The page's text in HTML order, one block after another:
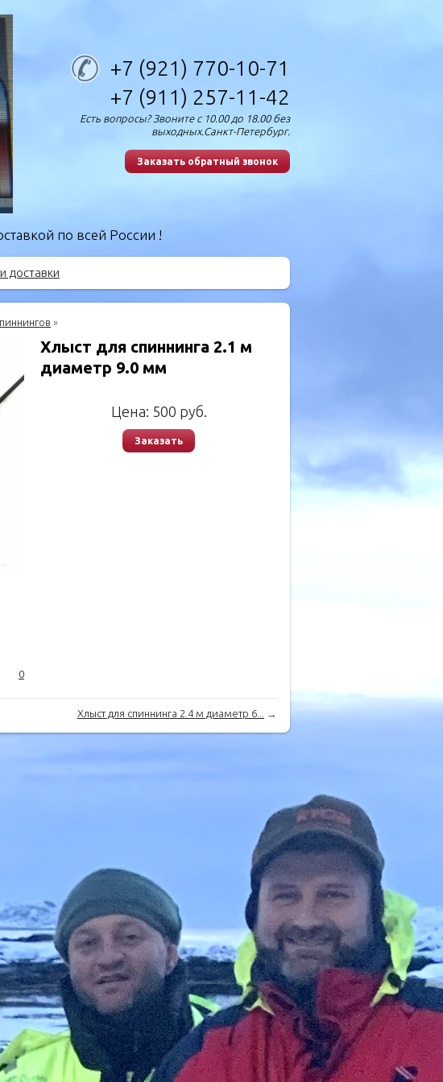
+7 (921) 770-10-71
+7 (911) 257-11-42
Есть вопросы? Звоните с 10.00 до 18.00 без
выходных.Санкт-Петербург.
Заказать обратный звонок
по всей России !
доставки
»
0
Хлыст для спиннинга 2.1 м
диаметр 9.0 мм
Цена: 500 руб.
Заказать
Хлыст для спиннинга 2.4 м диаметр 6... →